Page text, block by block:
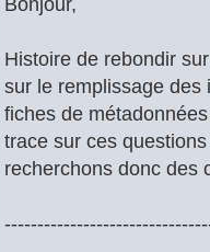
Histoire de rebondir
sur le remplissage
fiches de
trace sur ces
recherchons donc des